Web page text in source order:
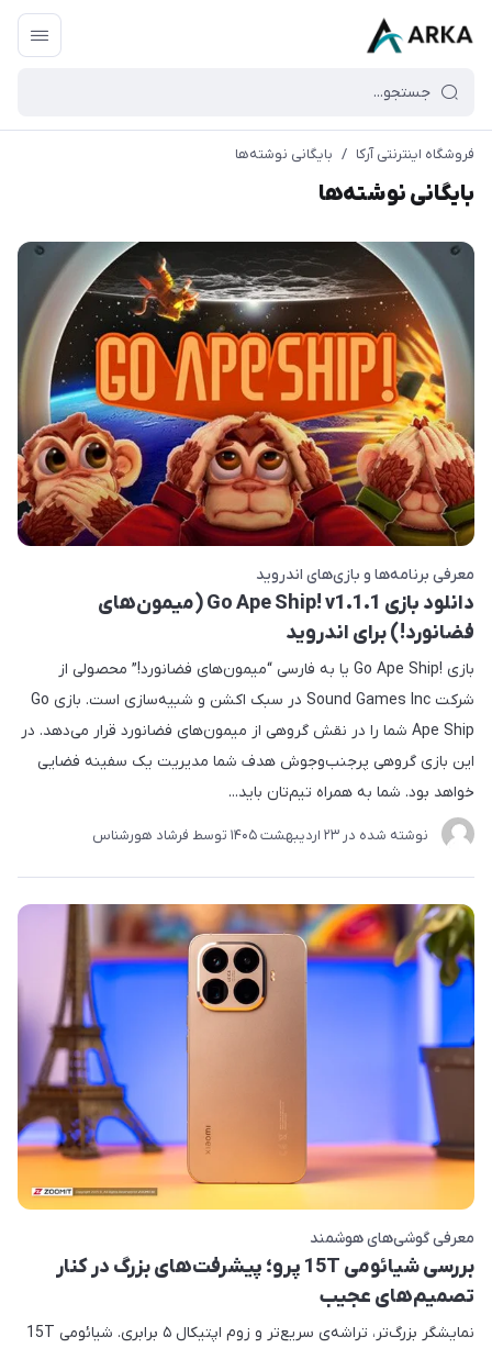
فروشگاه اینترنتی آرکا / بایگانی نوشته‌ها
بایگانی نوشته‌ها
معرفی برنامه‌ها و بازی‌های اندروید
دانلود بازی Go Ape Ship! v1.1.1 (میمون‌های
فضانورد!) برای اندروید
بازی !Go Ape Ship یا به فارسی “میمون‌های فضانورد!” محصولی از
شرکت Sound Games Inc در سبک اکشن و شبیه‌سازی است. بازی Go
Ape Ship شما را در نقش گروهی از میمون‌های فضانورد قرار می‌دهد. در
این بازی گروهی پرجنب‌وجوش هدف شما مدیریت یک سفینه فضایی
خواهد بود. شما به همراه تیم‌تان باید...
نوشته شده در 23 ارديبهشت 1405 توسط فرشاد هورشناس
معرفی گوشی‌های هوشمند
بررسی شیائومی 15T پرو؛ پیشرفت‌های بزرگ در کنار
تصمیم‌های عجیب
نمایشگر بزرگ‌تر، تراشه‌ی سریع‌تر و زوم اپتیکال ۵ برابری. شیائومی 15T